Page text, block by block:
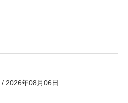
/ 2026年08月06日